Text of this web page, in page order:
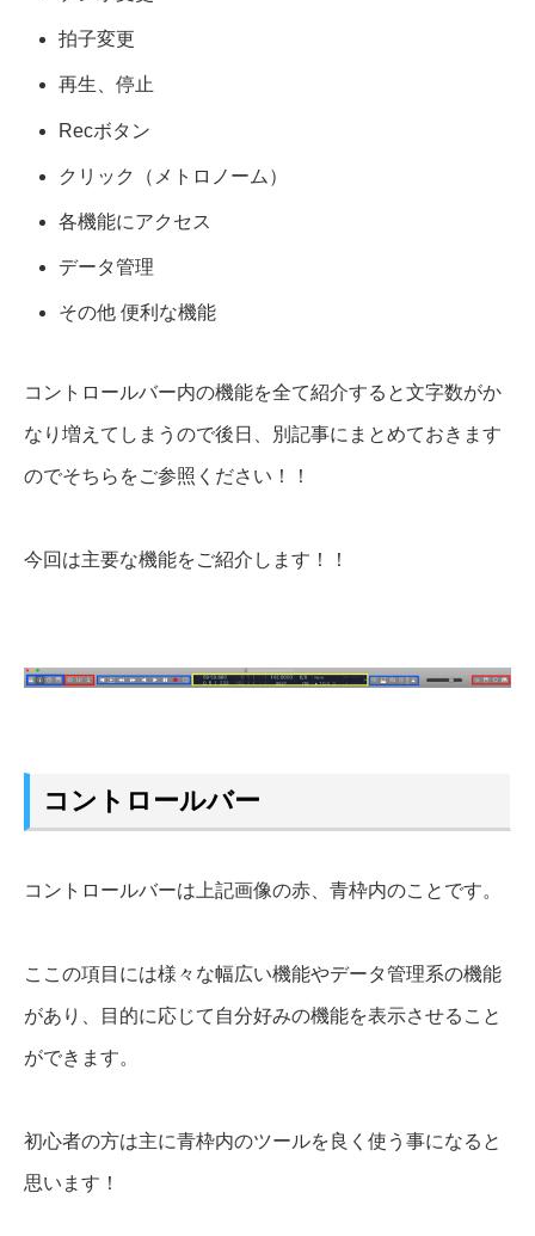
拍子変更
再生、停止
Recボタン
クリック（メトロノーム）
各機能にアクセス
データ管理
その他 便利な機能
コントロールバー内の機能を全て紹介すると文字数がか
なり増えてしまうので後日、別記事にまとめておきます
のでそちらをご参照ください！！
今回は主要な機能をご紹介します！！
コントロールバー
コントロールバーは上記画像の赤、青枠内のことです。
ここの項目には様々な幅広い機能やデータ管理系の機能
があり、目的に応じて自分好みの機能を表示させること
ができます。
初心者の方は主に青枠内のツールを良く使う事になると
思います！